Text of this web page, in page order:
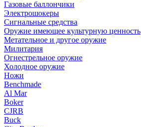
Газовые баллончики
Электрошокеры
Сигнальные средства
Оружие имеющее культурную ценность
Метательное и другое оружие
Милитария
Огнестрельное оружие
Холодное оружие
Ножи
Benchmade
Al Mar
Boker
CJRB
Buck